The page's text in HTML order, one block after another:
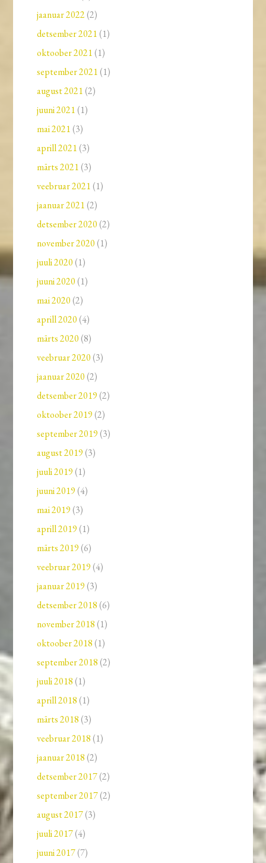
jaanuar 2022 (2)
detsember 2021 (1)
oktoober 2021 (1)
september 2021 (1)
august 2021 (2)
juuni 2021 (1)
mai 2021 (3)
aprill 2021 (3)
märts 2021 (3)
veebruar 2021 (1)
jaanuar 2021 (2)
detsember 2020 (2)
november 2020 (1)
juuli 2020 (1)
juuni 2020 (1)
mai 2020 (2)
aprill 2020 (4)
märts 2020 (8)
veebruar 2020 (3)
jaanuar 2020 (2)
detsember 2019 (2)
oktoober 2019 (2)
september 2019 (3)
august 2019 (3)
juuli 2019 (1)
juuni 2019 (4)
mai 2019 (3)
aprill 2019 (1)
märts 2019 (6)
veebruar 2019 (4)
jaanuar 2019 (3)
detsember 2018 (6)
november 2018 (1)
oktoober 2018 (1)
september 2018 (2)
juuli 2018 (1)
aprill 2018 (1)
märts 2018 (3)
veebruar 2018 (1)
jaanuar 2018 (2)
detsember 2017(2)
september 2017(2)
august 2017(3)
juuli 2017(4)
juuni 2017(7)